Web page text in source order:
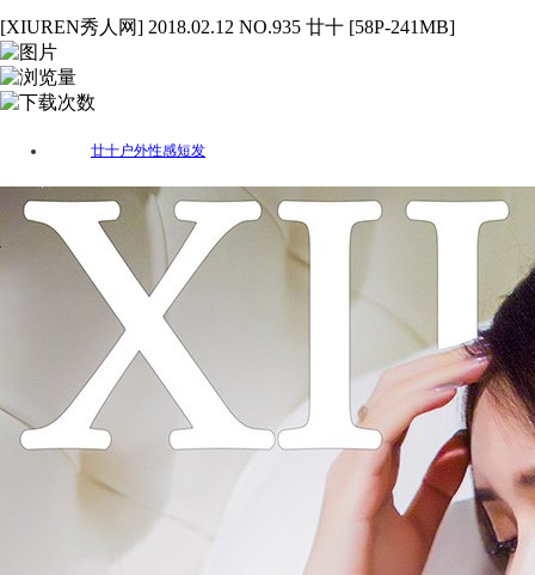
[XIUREN秀人网] 2018.02.12 NO.935 廿十 [58P-241MB]
廿十户外性感短发